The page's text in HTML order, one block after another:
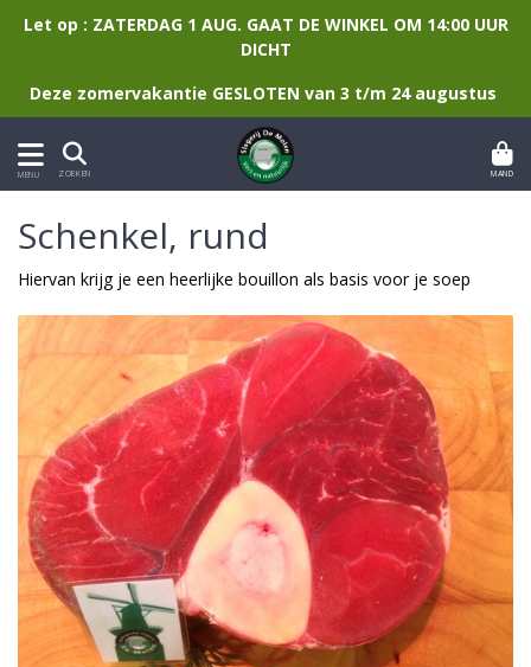
Let op : ZATERDAG 1 AUG. GAAT DE WINKEL OM 14:00 UUR
DICHT
Deze zomervakantie GESLOTEN van 3 t/m 24 augustus
MENU ZOEKEN MAND
Schenkel, rund
Hiervan krijg je een heerlijke bouillon als basis voor je soep